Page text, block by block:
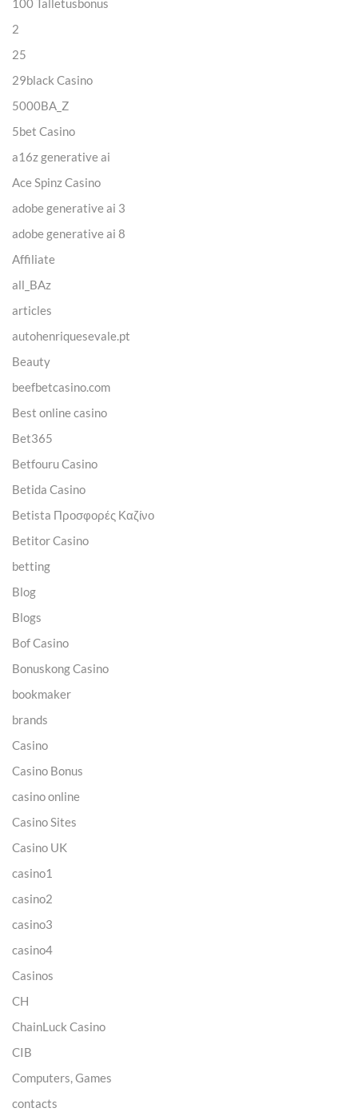
100 Talletusbonus
2
25
29black Casino
5000BA_Z
5bet Casino
a16z generative ai
Ace Spinz Casino
adobe generative ai 3
adobe generative ai 8
Affiliate
all_BAz
articles
autohenriquesevale.pt
Beauty
beefbetcasino.com
Best online casino
Bet365
Betfouru Casino
Betida Casino
Betista Προσφορές Καζίνο
Betitor Casino
betting
Blog
Blogs
Bof Casino
Bonuskong Casino
bookmaker
brands
Casino
Casino Bonus
casino online
Casino Sites
Casino UK
casino1
casino2
casino3
casino4
Casinos
CH
ChainLuck Casino
CIB
Computers, Games
contacts